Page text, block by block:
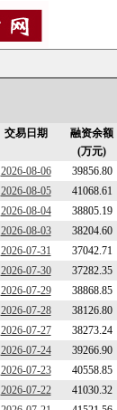
交易日期
融资余额
(万元)
2026-08-06
39856.80
2026-08-05
41068.61
2026-08-04
38805.19
2026-08-03
38204.60
2026-07-31
37042.71
2026-07-30
37282.35
2026-07-29
38868.85
2026-07-28
38126.80
2026-07-27
38273.24
2026-07-24
39266.90
2026-07-23
40558.85
2026-07-22
41030.32